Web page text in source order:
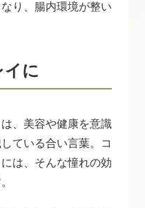
り、腸内環境が整い
イに
、美容や健康を意識
ている合い言葉。コ
は、そんな憧れの効